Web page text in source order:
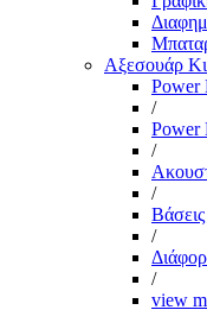
Αξεσουάρ
Power
/
Power
/
/
/
/
view